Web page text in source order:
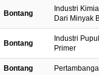
Bontang
Industri
Dari Minyak
Bontang
Industri
Primer
Bontang